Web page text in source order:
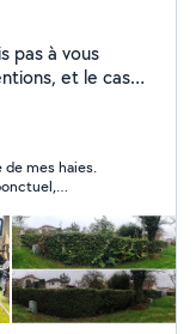
pas à vous
et le cas
possible,
de mes haies.